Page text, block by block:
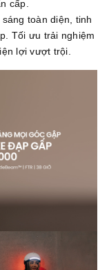
cấp.
toàn diện, tinh
Tối ưu trải nghiệm
lợi vượt trội.